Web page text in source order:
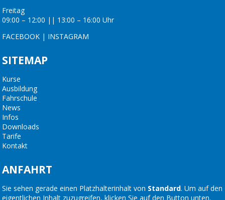
Freitag
09:00 – 12:00 || 13:00 – 16:00 Uhr
FACEBOOK | INSTAGRAM
SITEMAP
Kurse
Ausbildung
Fahrschule
News
Infos
Downloads
Tarife
Kontakt
ANFAHRT
Sie sehen gerade einen Platzhalterinhalt von Standard. Um auf den
eigentlichen Inhalt zuzugreifen, klicken Sie auf den Button unten.